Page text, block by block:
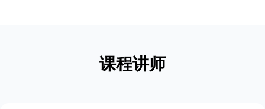
课程讲师